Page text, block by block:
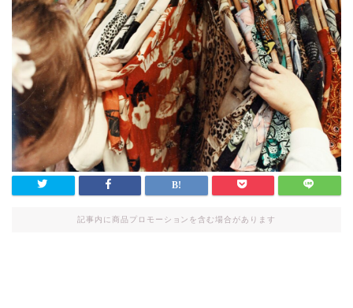
記事内に商品プロモーションを含む場合があります